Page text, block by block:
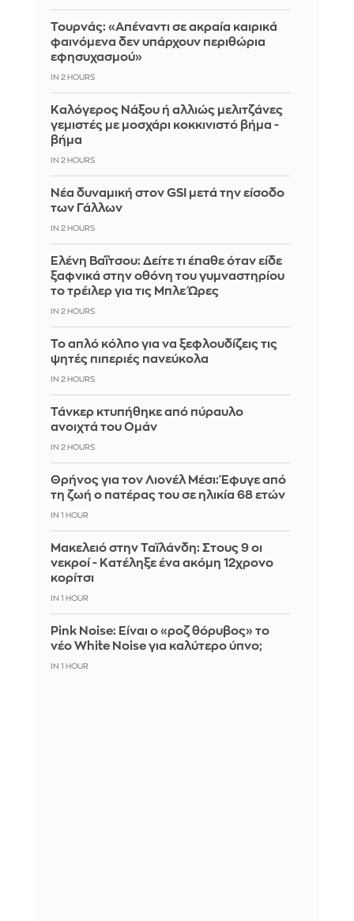
Τουρνάς: «Απέναντι σε ακραία καιρικά
φαινόμενα δεν υπάρχουν περιθώρια
εφησυχασμού»
IN 2 HOURS
Καλόγερος Νάξου ή αλλιώς μελιτζάνες
γεμιστές με μοσχάρι κοκκινιστό βήμα -
βήμα
IN 2 HOURS
Νέα δυναμική στον GSI μετά την είσοδο
των Γάλλων
IN 2 HOURS
Ελένη Βαΐτσου: Δείτε τι έπαθε όταν είδε
ξαφνικά στην οθόνη του γυμναστηρίου
το τρέιλερ για τις Μπλε Ώρες
IN 2 HOURS
Το απλό κόλπο για να ξεφλουδίζεις τις
ψητές πιπεριές πανεύκολα
IN 2 HOURS
Τάνκερ κτυπήθηκε από πύραυλο
ανοιχτά του Ομάν
IN 2 HOURS
Θρήνος για τον Λιονέλ Μέσι: Έφυγε από
τη ζωή ο πατέρας του σε ηλικία 68 ετών
IN 1 HOUR
Μακελειό στην Ταϊλάνδη: Στους 9 οι
νεκροί - Κατέληξε ένα ακόμη 12χρονο
κορίτσι
IN 1 HOUR
Pink Noise: Είναι ο «ροζ θόρυβος» το
νέο White Noise για καλύτερο ύπνο;
IN 1 HOUR